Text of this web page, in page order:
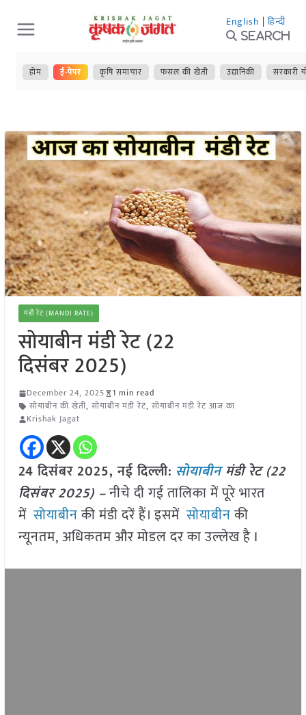
Skip
to
content
English | हिन्दी
Search
होम ई-पेपर कृषि समाचार फसल की खेती उद्यानिकी सरकारी
मंडी रेट (MANDI RATE)
सोयाबीन मंडी रेट (22
दिसंबर 2025)
December 24, 2025
1 min read
सोयाबीन की खेती, सोयाबीन मंडी रेट, सोयाबीन मंडी रेट आज का
Krishak Jagat
24 दिसंबर 2025, नई दिल्ली: सोयाबीनमंडी रेट (22
दिसंबर 2025)–नीचे दी गई तालिका में पूरे भारत
में सोयाबीनकी मंडी दरें हैं। इसमें सोयाबीनकी
न्यूनतम, अधिकतम और मोडल दर का उल्लेख है I